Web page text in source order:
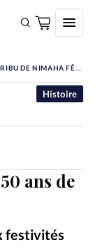
NIMAHA FÊTE 150 ANS DE L’ARRIVÉE DE L’EVANGILE
ans de
festivités
Histoire